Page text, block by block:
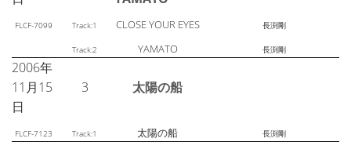
FLCF-7099 Track:1 CLOSE YOUR EYES 長渕剛
Track:2 YAMATO 長渕剛
2006年
11月15
日
3 太陽の船
FLCF-7123 Track:1 太陽の船 長渕剛